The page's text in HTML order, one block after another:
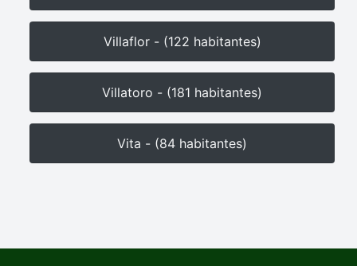
Villaflor - (122 habitantes)
Villatoro - (181 habitantes)
Vita - (84 habitantes)